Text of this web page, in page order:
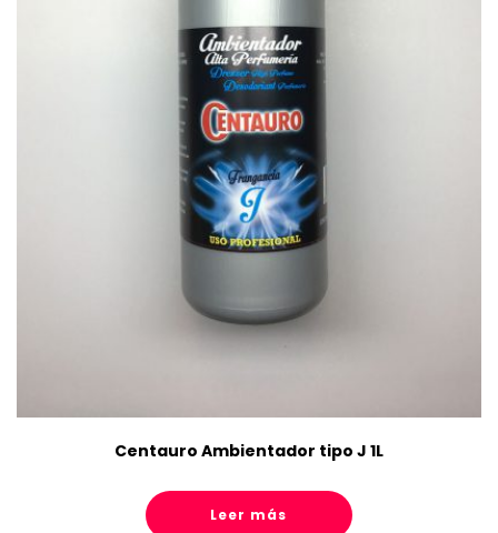
Centauro Ambientador tipo J 1L
Leer más